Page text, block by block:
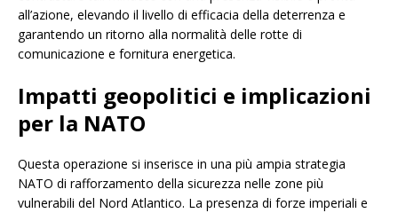
all’azione, elevando il livello di efficacia della deterrenza e
garantendo un ritorno alla normalità delle rotte di
comunicazione e fornitura energetica.
Impatti geopolitici e implicazioni
per la NATO
Questa operazione si inserisce in una più ampia strategia
NATO di rafforzamento della sicurezza nelle zone più
vulnerabili del Nord Atlantico. La presenza di forze imperiali e